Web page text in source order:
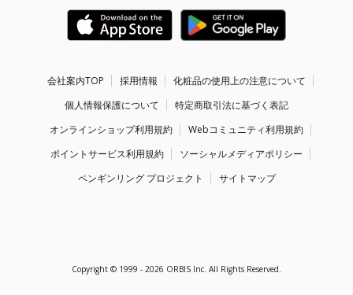
会社案内TOP 採用情報
化粧品の使用上の注意について
個人情報保護について
特定商取引法に基づく表記
オンラインショップ利用規約
Webコミュニティ利用規約
ポイントサービス利用規約
ソーシャルメディアポリシー
ペンギンリング プロジェクト
サイトマップ
Copyright © 1999 - 2026 ORBIS Inc. All Rights Reserved.